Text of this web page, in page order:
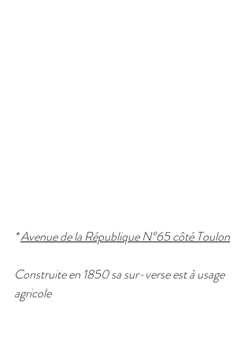
* Avenue de la République N°65 côté Toulon
Construite en 1850 sa sur-verse est à usage
agricole